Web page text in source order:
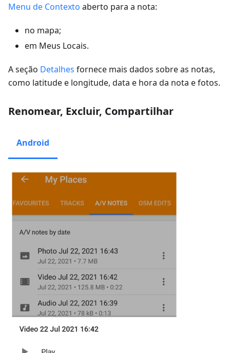
Menu de Contexto aberto para a nota:
no mapa;
em Meus Locais.
A seção Detalhes fornece mais dados sobre as notas,
como latitude e longitude, data e hora da nota e fotos.
Renomear, Excluir, Compartilhar
Android